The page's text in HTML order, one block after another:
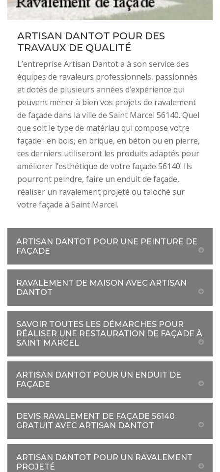
ARTISAN DANTOT POUR DES
TRAVAUX DE QUALITÉ
L’entreprise Artisan Dantot a à son service des
équipes de ravaleurs professionnels, passionnés
et dotés de plusieurs années d’expérience qui
peuvent mener à bien vos projets de ravalement
de façade dans la ville de Saint Marcel 56140. Quel
que soit le type de matériau qui compose votre
façade : en bois, en brique, en béton ou en pierre,
ces derniers utiliseront les produits adaptés pour
améliorer l’esthétique de votre façade 56140. Ils
pourront peindre, faire un enduit de façade,
réaliser un ravalement projeté ou taloché sur
votre façade à Saint Marcel.
ARTISAN DANTOT POUR UNE PEINTURE DE
FAÇADE
RAVALEMENT DE MAISON AVEC ARTISAN
DANTOT
SAVOIR TOUTES LES DÉMARCHES POUR
RÉALISER UNE RESTAURATION DE FAÇADE À
SAINT MARCEL
ARTISAN DANTOT POUR UN ENDUIT DE
FAÇADE
DEVIS RAVALEMENT DE FAÇADE 56140
GRATUIT AVEC ARTISAN DANTOT
ARTISAN DANTOT POUR UN RAVALEMENT
PROJETÉ